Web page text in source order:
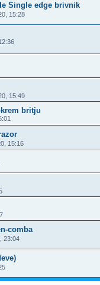
Single edge brivnik
15:28
15:49
britju
15:16
comba
23:04